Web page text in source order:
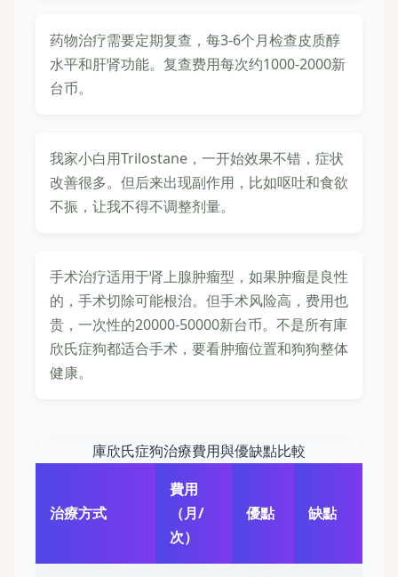
药物治疗需要定期复查，每3-6个月检查皮质醇
水平和肝肾功能。复查费用每次约1000-2000新
台币。
我家小白用Trilostane，一开始效果不错，症状
改善很多。但后来出现副作用，比如呕吐和食欲
不振，让我不得不调整剂量。
手术治疗适用于肾上腺肿瘤型，如果肿瘤是良性
的，手术切除可能根治。但手术风险高，费用也
贵，一次性的20000-50000新台币。不是所有庫
欣氏症狗都适合手术，要看肿瘤位置和狗狗整体
健康。
庫欣氏症狗治療費用與優缺點比較
治療方式
費用
（月/
次）
優點 缺點